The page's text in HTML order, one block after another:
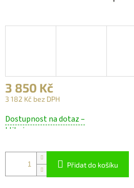
3 850 Kč
3 182 Kč bez DPH
cena:
Dostupnost na dotaz –
klikni
Přidat do košíku